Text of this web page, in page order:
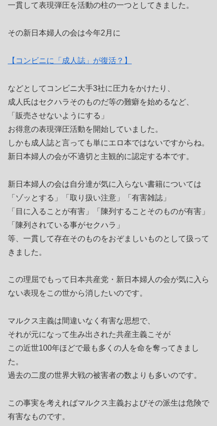
一貫して表現弾圧を活動の柱の一つとしてきました。
その新日本婦人の会は今年2月に
【コンビニに「成人誌」が復活？】
などとしてコンビニ大手3社に圧力をかけたり、
成人氏はセクハラそのものだ等の難癖を始めるなど、
「販売させないようにする」
お得意の表現弾圧活動を開始していました。
しかも成人誌と言っても単にエロ本ではないですからね。
新日本婦人の会が不適切と主観的に認定する本です。
新日本婦人の会は自分達が気に入らない書籍については
「ゾッとする」「取り扱い注意」「有害雑誌」
「目に入ることが有害」「陳列することそのものが有害」
「陳列されている事がセクハラ」
等、一貫して存在そのものをおぞましいものとして扱って
きました。
この理屈でもって日本共産党・新日本婦人の会が気に入ら
ない表現をこの世から消したいのです。
マルクス主義は間違いなく有害な思想で、
それが元になって生み出された共産主義こそが
この近世100年ほどで最も多くの人を命を奪ってきまし
た。
過去の二度の世界大戦の被害者の数よりも多いのです。
この事実を考えればマルクス主義およびその派生は危険で
有害なものです。